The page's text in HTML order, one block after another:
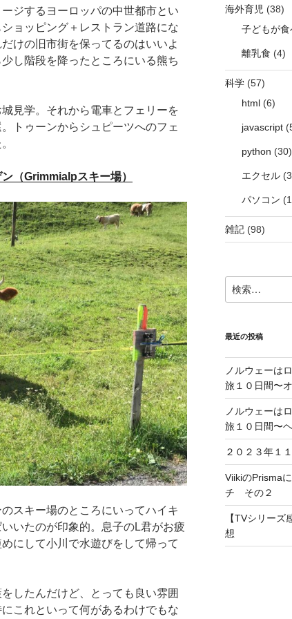
ジするヨーロッパの中世都市とい
ョッピング＋レストラン道路にな
けの旧市街を保ってるのはいいよ
し階段を降ったところにいる熊ち
見学。それから電車とフェリーを
トゥーンからシュピーツへのフェ
（Grimmialpスキー場）
スキー場のところにいってハイキ
いたのが印象的。息子のL君がお疲
にして小川で水遊びをして帰って
したんだけど、とっても良い雰囲
これといって何があるわけでもな
海外育児 (38)
子どもが食
離乳食 (4)
科学(57)
html(6)
javascript
python (30)
エクセル
パソコン
雑記(98)
検
最近の投稿
ノルウェーは
旅１０日間〜
ノルウェーは
旅１０日間〜
２０２３年１
ViikiのPrisma
チ その２
【TVシリー
想